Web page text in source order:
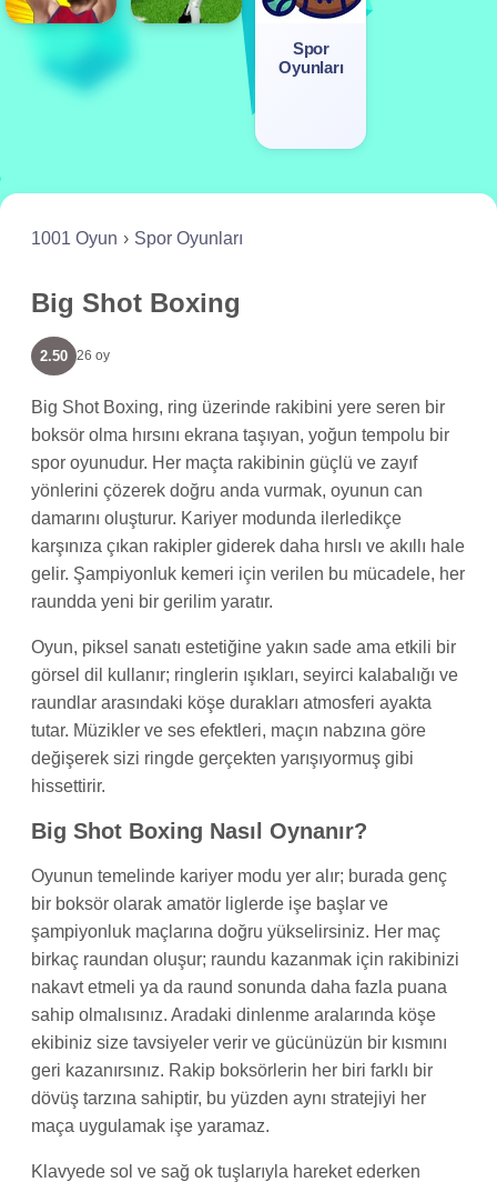
Spor
Oyunları
1001 Oyun Spor Oyunları
Big Shot Boxing
2.50 26 oy
Big Shot Boxing, ring üzerinde rakibini yere seren bir
boksör olma hırsını ekrana taşıyan, yoğun tempolu bir
spor oyunudur. Her maçta rakibinin güçlü ve zayıf
yönlerini çözerek doğru anda vurmak, oyunun can
damarını oluşturur. Kariyer modunda ilerledikçe
karşınıza çıkan rakipler giderek daha hırslı ve akıllı hale
gelir. Şampiyonluk kemeri için verilen bu mücadele, her
raundda yeni bir gerilim yaratır.
Oyun, piksel sanatı estetiğine yakın sade ama etkili bir
görsel dil kullanır; ringlerin ışıkları, seyirci kalabalığı ve
raundlar arasındaki köşe durakları atmosferi ayakta
tutar. Müzikler ve ses efektleri, maçın nabzına göre
değişerek sizi ringde gerçekten yarışıyormuş gibi
hissettirir.
Big Shot Boxing Nasıl Oynanır?
Oyunun temelinde kariyer modu yer alır; burada genç
bir boksör olarak amatör liglerde işe başlar ve
şampiyonluk maçlarına doğru yükselirsiniz. Her maç
birkaç raundan oluşur; raundu kazanmak için rakibinizi
nakavt etmeli ya da raund sonunda daha fazla puana
sahip olmalısınız. Aradaki dinlenme aralarında köşe
ekibiniz size tavsiyeler verir ve gücünüzün bir kısmını
geri kazanırsınız. Rakip boksörlerin her biri farklı bir
dövüş tarzına sahiptir, bu yüzden aynı stratejiyi her
maça uygulamak işe yaramaz.
Klavyede sol ve sağ ok tuşlarıyla hareket ederken